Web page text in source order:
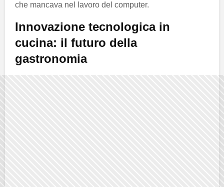
che mancava nel lavoro del computer.
Innovazione tecnologica in
cucina: il futuro della
gastronomia